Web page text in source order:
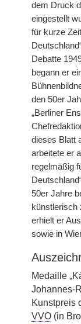
dem Druck
eingestellt
für kurze
Debatte
begann er
den 50er
„Berliner
dieses Blatt
arbeitete er
regelmäßig
50er Jahre
künstlerisch
erhielt er
sowie in
Medaille
Johannes-
Kunstpreis
VVO (in